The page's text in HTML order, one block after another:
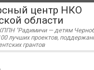
центр НКО
области
"Радимичи — детям
лучших проектов,
грантов